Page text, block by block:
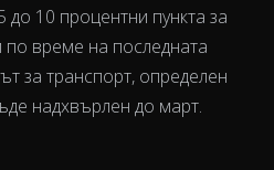
до 10 процентни пункта за
по време на последната
за транспорт, определен
надхвърлен до март.